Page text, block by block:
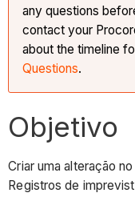
any questions
contact your
about the timeline
Questions.
Objetivo
Criar uma alteração
Registros de